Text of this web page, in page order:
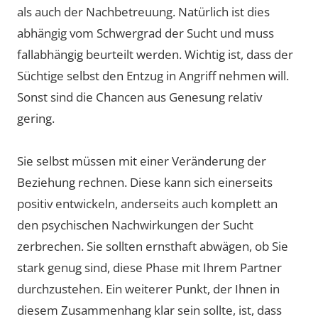
als auch der Nachbetreuung. Natürlich ist dies
abhängig vom Schwergrad der Sucht und muss
fallabhängig beurteilt werden. Wichtig ist, dass der
Süchtige selbst den Entzug in Angriff nehmen will.
Sonst sind die Chancen aus Genesung relativ
gering.
Sie selbst müssen mit einer Veränderung der
Beziehung rechnen. Diese kann sich einerseits
positiv entwickeln, anderseits auch komplett an
den psychischen Nachwirkungen der Sucht
zerbrechen. Sie sollten ernsthaft abwägen, ob Sie
stark genug sind, diese Phase mit Ihrem Partner
durchzustehen. Ein weiterer Punkt, der Ihnen in
diesem Zusammenhang klar sein sollte, ist, dass